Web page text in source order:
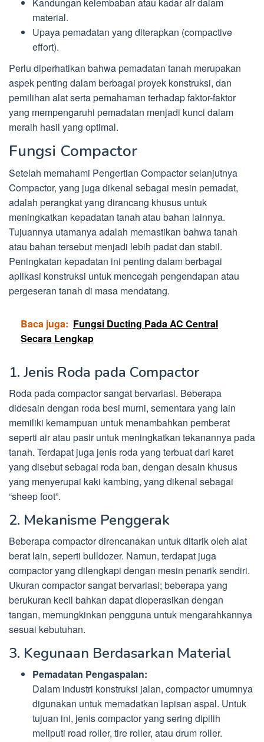
material.
Upaya pemadatan yang diterapkan (compactive
effort).
Perlu diperhatikan bahwa pemadatan tanah merupakan
aspek penting dalam berbagai proyek konstruksi, dan
pemilihan alat serta pemahaman terhadap faktor-faktor
yang mempengaruhi pemadatan menjadi kunci dalam
meraih hasil yang optimal.
Fungsi Compactor
Setelah memahami Pengertian Compactor selanjutnya
Compactor, yang juga dikenal sebagai mesin pemadat,
adalah perangkat yang dirancang khusus untuk
meningkatkan kepadatan tanah atau bahan lainnya.
Tujuannya utamanya adalah memastikan bahwa tanah
atau bahan tersebut menjadi lebih padat dan stabil.
Peningkatan kepadatan ini penting dalam berbagai
aplikasi konstruksi untuk mencegah pengendapan atau
pergeseran tanah di masa mendatang.
Baca juga: Fungsi Ducting Pada AC Central
Secara Lengkap
1. Jenis Roda pada Compactor
Roda pada compactor sangat bervariasi. Beberapa
didesain dengan roda besi murni, sementara yang lain
memiliki kemampuan untuk menambahkan pemberat
seperti air atau pasir untuk meningkatkan tekanannya pada
tanah. Terdapat juga jenis roda yang terbuat dari karet
yang disebut sebagai roda ban, dengan desain khusus
yang menyerupai kaki kambing, yang dikenal sebagai
“sheep foot”.
2. Mekanisme Penggerak
Beberapa compactor direncanakan untuk ditarik oleh alat
berat lain, seperti bulldozer. Namun, terdapat juga
compactor yang dilengkapi dengan mesin penarik sendiri.
Ukuran compactor sangat bervariasi; beberapa yang
berukuran kecil bahkan dapat dioperasikan dengan
tangan, memungkinkan pengguna untuk mengarahkannya
sesuai kebutuhan.
3. Kegunaan Berdasarkan Material
Pemadatan Pengaspalan:
Dalam industri konstruksi jalan, compactor umumnya
digunakan untuk memadatkan lapisan aspal. Untuk
tujuan ini, jenis compactor yang sering dipilih
meliputi road roller, tire roller, atau drum roller.